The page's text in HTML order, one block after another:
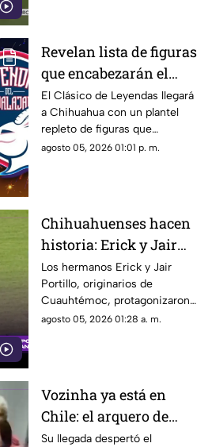
Revelan lista de figuras
que encabezarán el
Clásico de Leyendas
entre América y Chivas
en Chihuahua
El Clásico de Leyendas llegará
a Chihuahua con un plantel
repleto de figuras que
marcaron una época en la Liga
agosto 05, 2026 01:01 p. m.
Chihuahuenses hacen
historia: Erick y Jair
Portillo conquistan el
salto de altura en Santo
Domingo 2026
Los hermanos Erick y Jair
Portillo, originarios de
Cuauhtémoc, protagonizaron
una jornada histórica para el
agosto 05, 2026 01:28 a. m.
Vozinha ya está en
Chile: el arquero de
Cabo Verde se acerca a
Su llegada despertó el